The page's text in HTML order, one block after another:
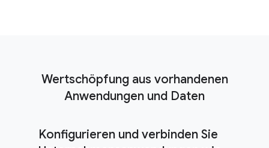
Wertschöpfung aus vorhandenen
Anwendungen und Daten
Konfigurieren und verbinden Sie